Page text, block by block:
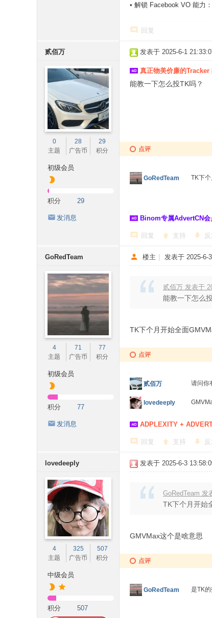
• 解锁 Facebook VO 能力
回复
贰佰万
0
主题
28
广告币
29
积分
初级会员
积分 29
发消息
发表于 2025-6-1
真正物美价廉的Tracker
能教一下怎么投TK吗？
点评
GoRedTeam TK下
Binom专属AdvertCN会
回复 支持 反
GoRedTeam
4
主题
71
广告币
77
积分
初级会员
积分 77
发消息
楼主 发表于 2025-6-
贰佰万 发表于
能教一下怎么
TK下个月开始全面
点评
贰佰万 请问你
lovedeeply
ADPLEXITY +
回复 支持 反
lovedeeply
4
主题
325
广告币
507
积分
中级会员
积分 507
发表于 2025-6-3
GoRedTeam 发
TK下个月开始
GMVMax这个是啥意思
点评
GoRedTeam 是TK